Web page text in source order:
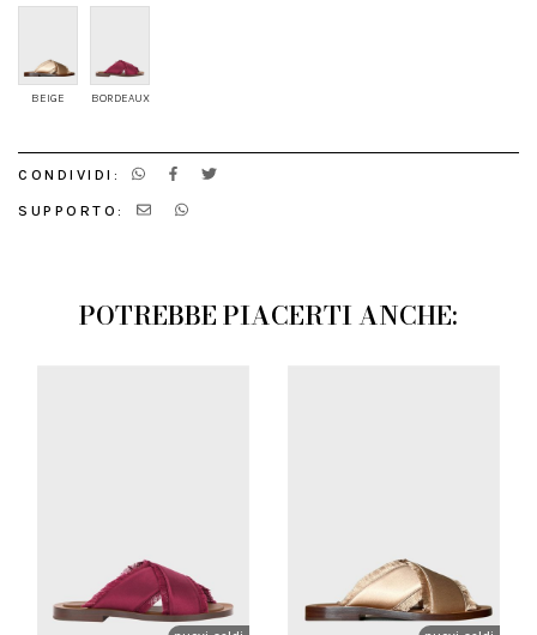
BEIGE BORDEAUX
CONDIVIDI:
SUPPORTO:
POTREBBE PIACERTI ANCHE: